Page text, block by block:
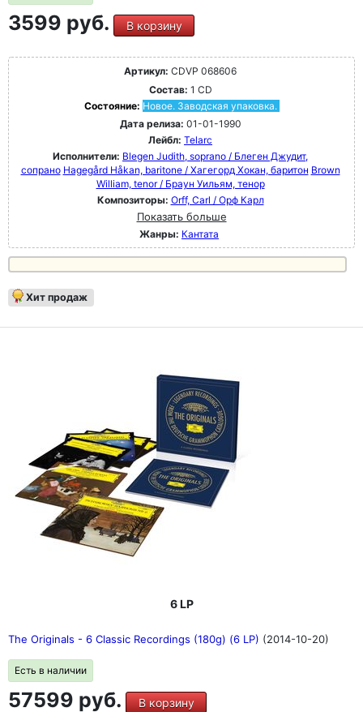
3599 руб. В корзину
Артикул: CDVP 068606
Состав: 1 CD
Состояние: Новое. Заводская упаковка.
Дата релиза: 01-01-1990
Лейбл: Telarc
Исполнители: Blegen Judith, soprano / Блеген Джудит,
сопрано Hagegård Håkan, baritone / Хагегорд Хокан, баритон Brown
William, tenor / Браун Уильям, тенор
Композиторы: Orff, Carl / Орф Карл
Показать больше
Жанры: Кантата
Хит продаж
6 LP
The Originals - 6 Classic Recordings (180g) (6 LP) (2014-10-20)
Есть в наличии
57599 руб. В корзину